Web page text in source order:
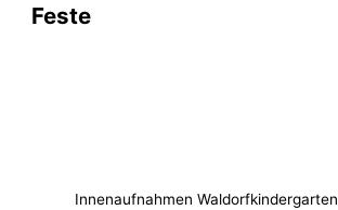
Feste
Innenaufnahmen Waldorfkindergarten